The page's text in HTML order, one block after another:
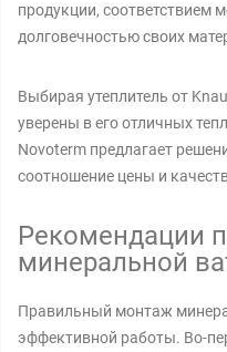
продукции, соответствием
долговечностью своих
Выбирая утеплитель от
уверены в его отличных
Novoterm предлагает
соотношение цены и
Рекомендации
минеральной
Правильный монтаж
эффективной работы. Во-